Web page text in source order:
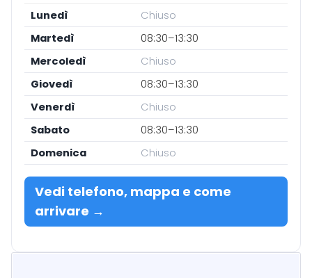
Lunedì
Chiuso
Martedì
08:30–13:30
Mercoledì
Chiuso
Giovedì
08:30–13:30
Venerdì
Chiuso
Sabato
08:30–13:30
Domenica
Chiuso
Vedi telefono, mappa e come
arrivare →